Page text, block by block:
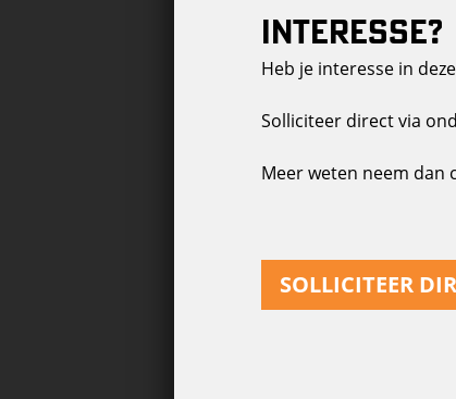
INTERESSE?
Heb je interesse in
Solliciteer direct via
Meer weten neem dan
SOLLICITEER